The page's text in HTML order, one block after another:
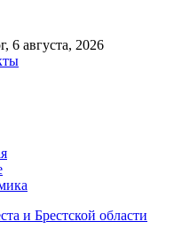
6 августа, 2026
и Брестской области